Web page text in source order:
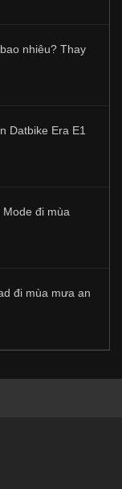
nhiêu? Thay
Datbike Era E1
đi mùa
đi mùa mưa an